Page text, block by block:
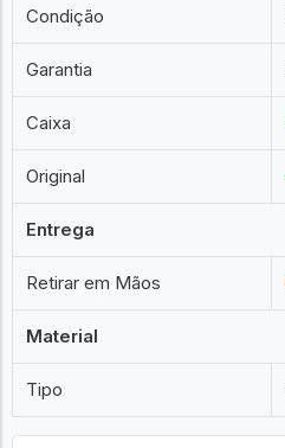
Condição
Garantia
Caixa
Original
Entrega
Retirar em Mãos
Material
Tipo